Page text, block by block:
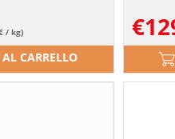
/ kg)
CARRELLO
€